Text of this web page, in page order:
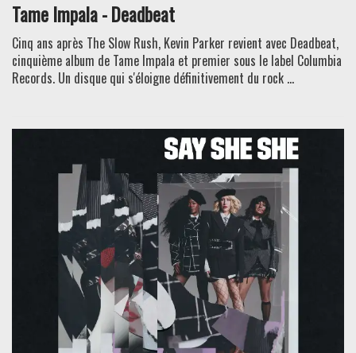
Tame Impala - Deadbeat
Cinq ans après The Slow Rush, Kevin Parker revient avec Deadbeat,
cinquième album de Tame Impala et premier sous le label Columbia
Records. Un disque qui s'éloigne définitivement du rock ...